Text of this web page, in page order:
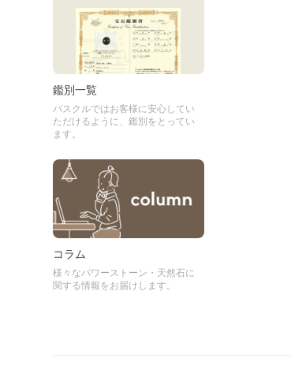
鑑別一覧
パスクルではお客様に安心してい
ただけるように、鑑別をとってい
ます。
コラム
様々なパワーストーン・天然石に
関する情報をお届けします。